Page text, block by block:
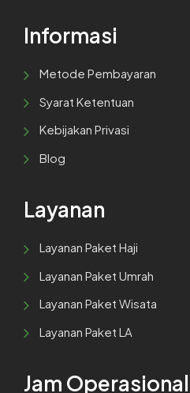
Informasi
Metode Pembayaran
Syarat Ketentuan
Kebijakan Privasi
Blog
Layanan
Layanan Paket Haji
Layanan Paket Umrah
Layanan Paket Wisata
Layanan Paket LA
Jam Operasional